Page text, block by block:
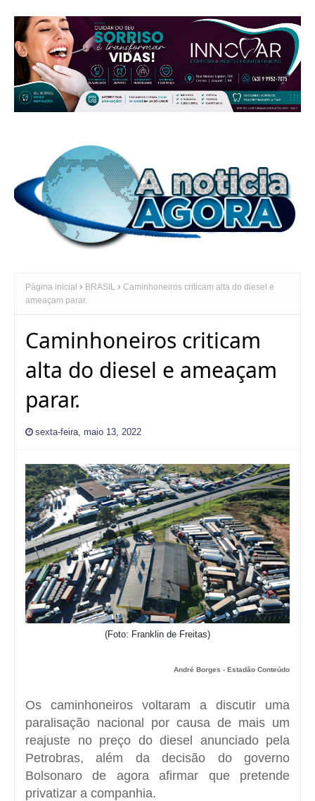
Caminhoneiros criticam
alta do diesel e ameaçam
parar.
(Foto: Franklin de Freitas)
Os caminhoneiros voltaram a discutir uma
paralisação nacional por causa de mais um
reajuste no preço do diesel anunciado pela
Petrobras, além da decisão do governo
Bolsonaro de agora afirmar que pretende